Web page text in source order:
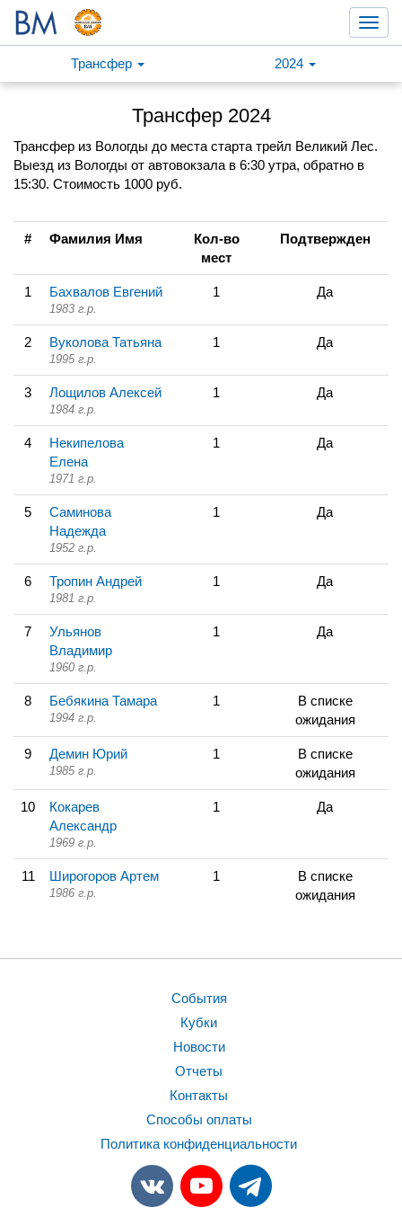
Трансфер
2024
Трансфер 2024
Трансфер из Вологды до места старта трейл Великий Лес.
Выезд из Вологды от автовокзала в 6:30 утра, обратно в
15:30. Стоимость 1000 руб.
# Фамилия Имя
Кол-во
мест
Подтвержден
1 Бахвалов Евгений
1983 г.р.
1 Да
2 Вуколова Татьяна
1995 г.р.
1 Да
3 Лощилов Алексей
1984 г.р.
1 Да
4
Некипелова
Елена
1971 г.р.
1 Да
5
Саминова
Надежда
1952 г.р.
1 Да
6 Тропин Андрей
1981 г.р.
1 Да
7
Ульянов
Владимир
1960 г.р.
1 Да
8 Бебякина Тамара
1994 г.р.
1
В списке
ожидания
9 Демин Юрий
1985 г.р.
1
В списке
ожидания
10
Кокарев
Александр
1969 г.р.
1 Да
11 Широгоров Артем
1986 г.р.
1
В списке
ожидания
События
Кубки
Новости
Отчеты
Контакты
Способы оплаты
Политика конфиденциальности